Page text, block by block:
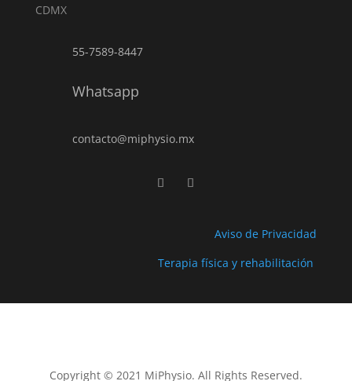
CDMX
55-7589-8447
Whatsapp
contacto@miphysio.mx
Aviso de Privacidad
Terapia física y rehabilitación
Copyright © 2021 MiPhysio. All Rights Reserved.